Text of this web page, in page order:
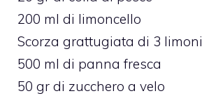
200 ml di limoncello
Scorza grattugiata di 3 limoni
500 ml di panna fresca
50 gr di zucchero a velo